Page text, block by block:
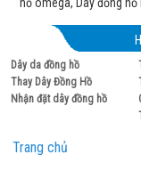
Dây da đồng hồ
Thay Dây Đồng Hồ
Nhận đặt dây đồng hồ
Trang chủ